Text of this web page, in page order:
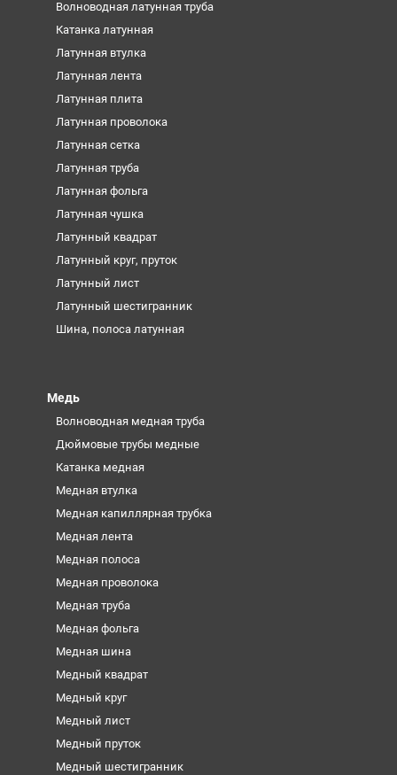
Волноводная латунная труба
Катанка латунная
Латунная втулка
Латунная лента
Латунная плита
Латунная проволока
Латунная сетка
Латунная труба
Латунная фольга
Латунная чушка
Латунный квадрат
Латунный круг, пруток
Латунный лист
Латунный шестигранник
Шина, полоса латунная
Медь
Волноводная медная труба
Дюймовые трубы медные
Катанка медная
Медная втулка
Медная капиллярная трубка
Медная лента
Медная полоса
Медная проволока
Медная труба
Медная фольга
Медная шина
Медный квадрат
Медный круг
Медный лист
Медный пруток
Медный шестигранник